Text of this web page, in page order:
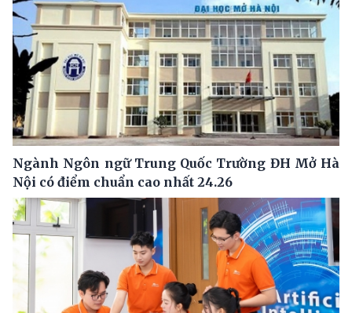
Ngành Ngôn ngữ Trung Quốc Trường ĐH Mở Hà
Nội có điểm chuẩn cao nhất 24.26